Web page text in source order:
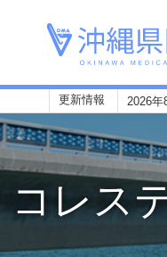
更新情報 2026年
コレス